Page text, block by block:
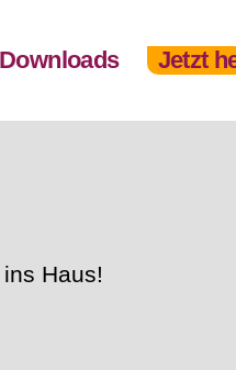
Downloads Jetzt
Haus!